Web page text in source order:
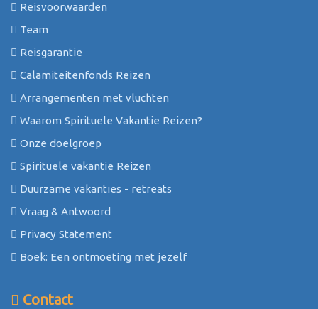
Reisvoorwaarden
Team
Reisgarantie
Calamiteitenfonds Reizen
Arrangementen met vluchten
Waarom Spirituele Vakantie Reizen?
Onze doelgroep
Spirituele vakantie Reizen
Duurzame vakanties - retreats
Vraag & Antwoord
Privacy Statement
Boek: Een ontmoeting met jezelf
Contact